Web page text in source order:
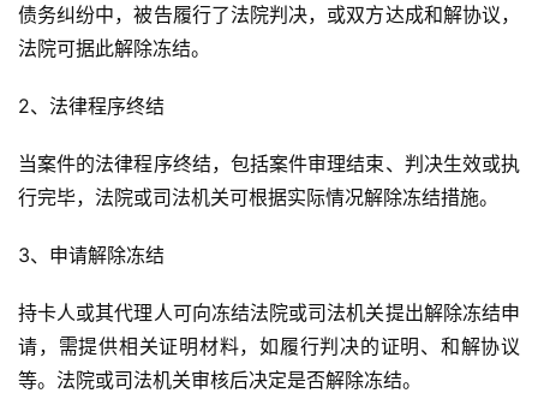
债务纠纷中，被告履行了法院判决，或双方达成和解协议，
法院可据此解除冻结。
2、法律程序终结
当案件的法律程序终结，包括案件审理结束、判决生效或执
行完毕，法院或司法机关可根据实际情况解除冻结措施。
3、申请解除冻结
持卡人或其代理人可向冻结法院或司法机关提出解除冻结申
请，需提供相关证明材料，如履行判决的证明、和解协议
等。法院或司法机关审核后决定是否解除冻结。